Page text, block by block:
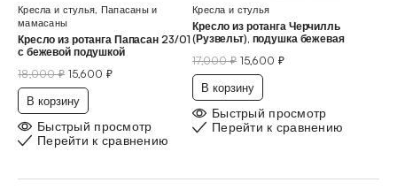
Кресла и стулья, Папасаны и
мамасаны
Кресло из ротанга Папасан 23/01
с бежевой подушкой
18,000₽ 15,600 ₽
В корзину
Быстрый просмотр
Перейти к сравнению
Кресла и стулья
Кресло из ротанга Черчилль
(Рузвельт), подушка бежевая
17,000₽ 15,600 ₽
В корзину
Быстрый просмотр
Перейти к сравнению